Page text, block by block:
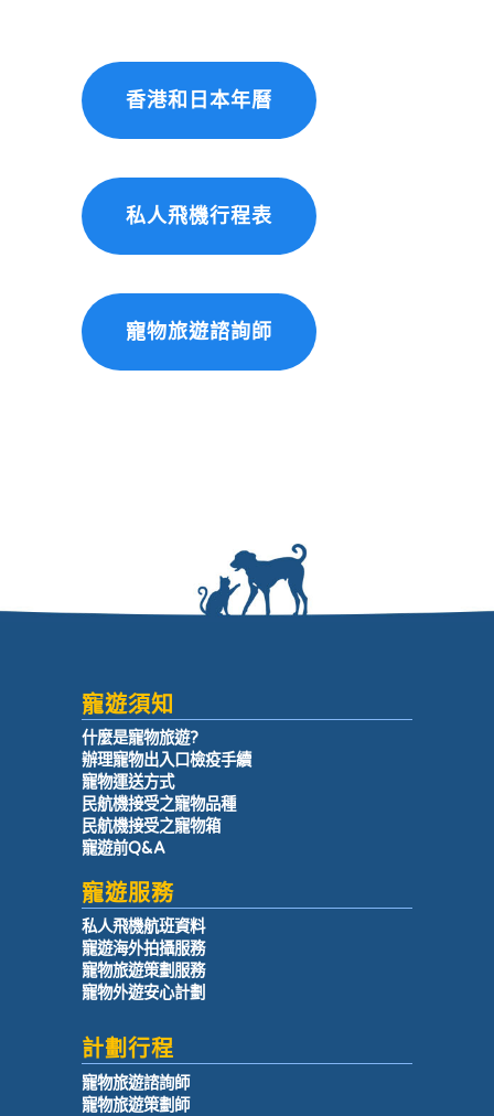
香港和日本年曆
私人飛機行程表
寵物旅遊諮詢師
寵遊須知
什麼是寵物旅遊?
辦理寵物出入口檢疫手續
寵物運送方式
民航機接受之寵物品種
民航機接受之寵物箱
寵遊前Q&A
寵遊服務
私人飛機航班資料
寵遊海外拍攝服務
寵物旅遊策劃服務
寵物外遊安心計劃
計劃行程
寵物旅遊諮詢師
寵物旅遊策劃師